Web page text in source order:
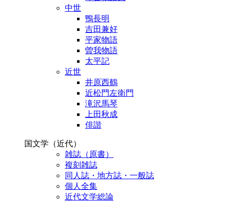
中世
鴨長明
吉田兼好
平家物語
曽我物語
太平記
近世
井原西鶴
近松門左衛門
滝沢馬琴
上田秋成
俳諧
国文学（近代）
雑誌（原書）
複刻雑誌
同人誌・地方誌・一般誌
個人全集
近代文学総論